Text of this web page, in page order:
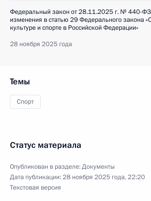
Федеральный закон от 28.11.2025 г. № 440-
изменения в статью 29 Федерального закона
культуре и спорте в Российской Федерации»
28 ноября 2025 года
Темы
Спорт
Статус материала
Опубликован в разделе:Документы
Дата публикации:28 ноября 2025 года, 22:20
Текстовая версия